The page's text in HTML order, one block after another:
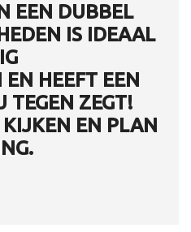
EEN DUBBEL
IS IDEAAL
HEEFT EEN
TEGEN ZEGT!
EN PLAN